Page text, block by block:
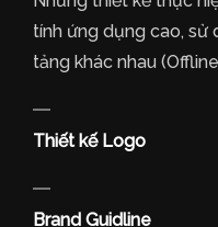
tính ứng dụng cao, sử
tảng khác nhau
Thiết kế Logo
Brand Guidline